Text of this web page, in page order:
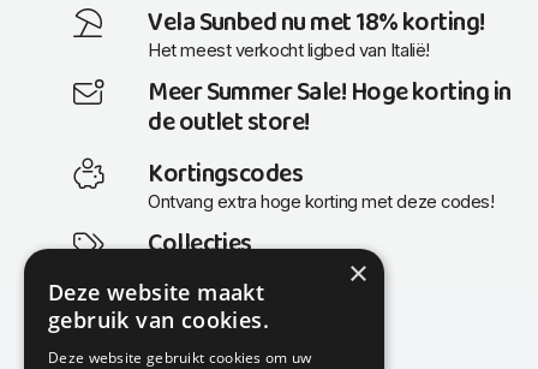
Vela Sunbed nu met 18% korting!
Het meest verkocht ligbed van Italië!
Meer Summer Sale! Hoge korting in
de outlet store!
Kortingscodes
Ontvang extra hoge korting met deze codes!
Collecties
Actuele en populaire collecties
×
Deze website maakt
gebruik van cookies.
Deze website gebruikt cookies om uw